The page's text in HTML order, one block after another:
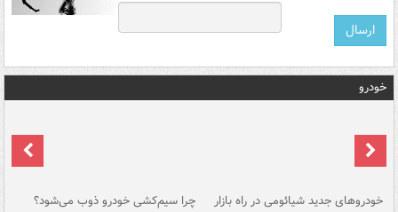
خودرو
خودروهای جدید شیائومی در راه بازار چرا سیم‌کشی خودرو ذوب می‌شود؟